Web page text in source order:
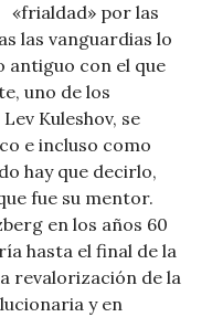
«frialdad» por las
las vanguardias lo
antiguo con el que
uno de los
Kuleshov, se
e incluso como
hay que decirlo,
fue su mentor.
en los años 60
hasta el final de la
revalorización de la
y en